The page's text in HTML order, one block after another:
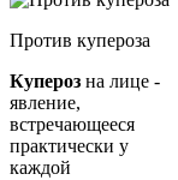
Против купероза
Купероз на лице -
явление,
встречающееся
практически у
каждой